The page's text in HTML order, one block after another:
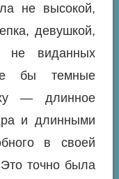
не высокой,
девушкой,
не виданных
бы темные
— длинное
и длинными
в своей
точно была